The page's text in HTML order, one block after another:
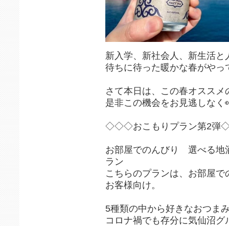
新入学、新社会人、新生活
待ちに待った暖かな春がやっ
さて本日は、この春オスス
是非この機会をお見逃しなく
◇◇◇おこもりプラン第2
お部屋でのんびり 選べる地
ラン
こちらのプランは、お部屋
お客様向け。
5種類の中から好きなおつま
コロナ禍でも存分に気仙沼